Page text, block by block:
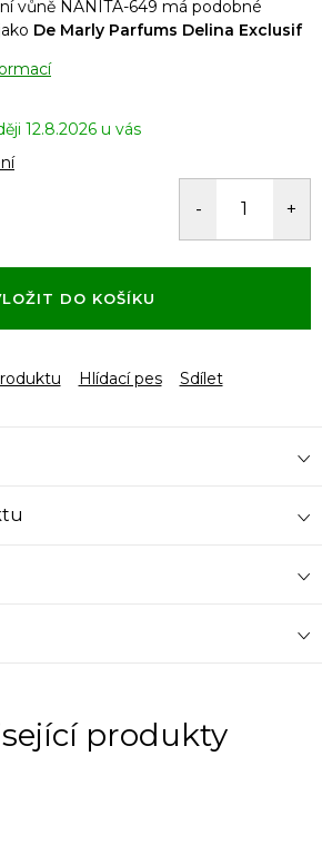
vůně NANITA-649 má podobné
De Marly Parfums Delina Exclusif
12.8.2026
DO KOŠÍKU
Hlídací pes Sdílet
produkty